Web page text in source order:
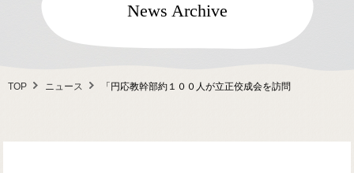
News Archive
TOP ニュース 「円応教幹部約１００人が立正佼成会を訪問